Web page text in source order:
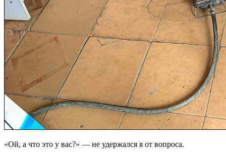
«Ой, а что это у вас?» — не удержался я от вопроса.